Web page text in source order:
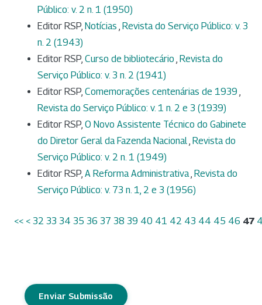
Público: v. 2 n. 1 (1950)
Editor RSP, Notícias Revista do Serviço Público: v. 3
n. 2 (1943)
Editor RSP, Curso de bibliotecário Revista do
Serviço Público: v. 3 n. 2 (1941)
Editor RSP, Comemorações centenárias de 1939
Revista do Serviço Público: v. 1 n. 2 e 3 (1939)
Editor RSP, O Novo Assistente Técnico do Gabinete
do Diretor Geral da Fazenda Nacional Revista do
Serviço Público: v. 2 n. 1 (1949)
Editor RSP, A Reforma Administrativa Revista do
Serviço Público: v. 73 n. 1, 2 e 3 (1956)
<< < 32 33 34 35 36 37 38 39 40 41 42 43 44 45 46 47
Enviar Submissão